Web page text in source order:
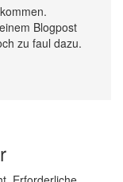
Blogpost
zu faul dazu.